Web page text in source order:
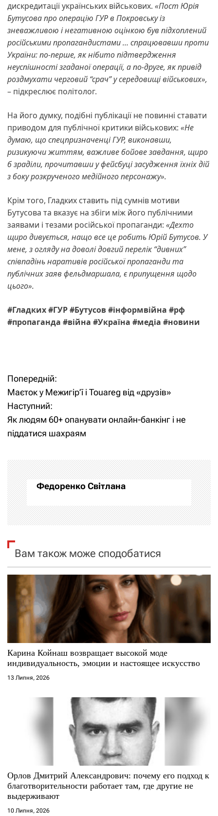
дискредитації українських військових. «Пост Юрія
Бутусова про операцію ГУР в Покровську із
зневажливою і негативною оцінкою був підхоплений
російськими пропагандистами … спрацювавши проти
України: по-перше, як нібито підтвердження
неуспішності згаданої операції, а по-друге, як привід
роздмухати черговий “срач” у середовищі військових»,
– підкреслює політолог.
На його думку, подібні публікації не повинні ставати
приводом для публічної критики військових: «Не
думаю, що спецпризначенці ГУР, виконавши,
ризикуючи життям, важливе бойове завдання, щиро
б зраділи, прочитавши у фейсбуці засудження їхніх дій
з боку розкрученого медійного персонажу».
Крім того, Гладких ставить під сумнів мотиви
Бутусова та вказує на збіги між його публічними
заявами і тезами російської пропаганди: «Дехто
щиро дивується, нащо все це робить Юрій Бутусов. У
мене, з огляду на доволі довгий перелік “дивних”
співпадінь наративів російської пропаганди та
публічних заяв фельдмаршала, є припущення щодо
цього».
#Гладких #ГУР #Бутусов #інформвійна #рф
#пропаганда #війна #Україна #медіа #новини
Н
а
в
г
а
ц
і
я
з
с
і
Попередній:
Маєток у Межигір’ї і Touareg від «друзів»
Наступний:
Як людям 60+ опанувати онлайн-банкінг і не
піддатися шахраям
Федоренко Світлана
Вам також може сподобатися
Карина Койнаш возвращает высокой моде
индивидуальность, эмоции и настоящее искусство
13 Липня, 2026
Орлов Дмитрий Александрович: почему его подход к
благотворительности работает там, где другие не
выдерживают
10 Липня, 2026